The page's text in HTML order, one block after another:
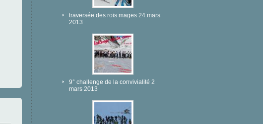
traversée des rois mages 24 mars
2013
9° challenge de la convivialité 2
mars 2013